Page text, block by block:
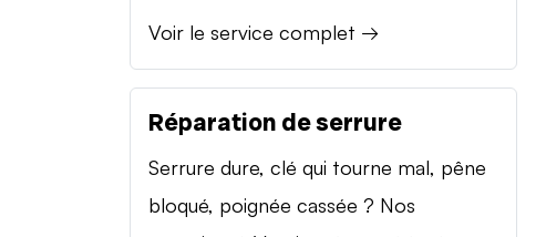
Voir le service complet →
Réparation de serrure
Serrure dure, clé qui tourne mal, pêne
bloqué, poignée cassée ? Nos